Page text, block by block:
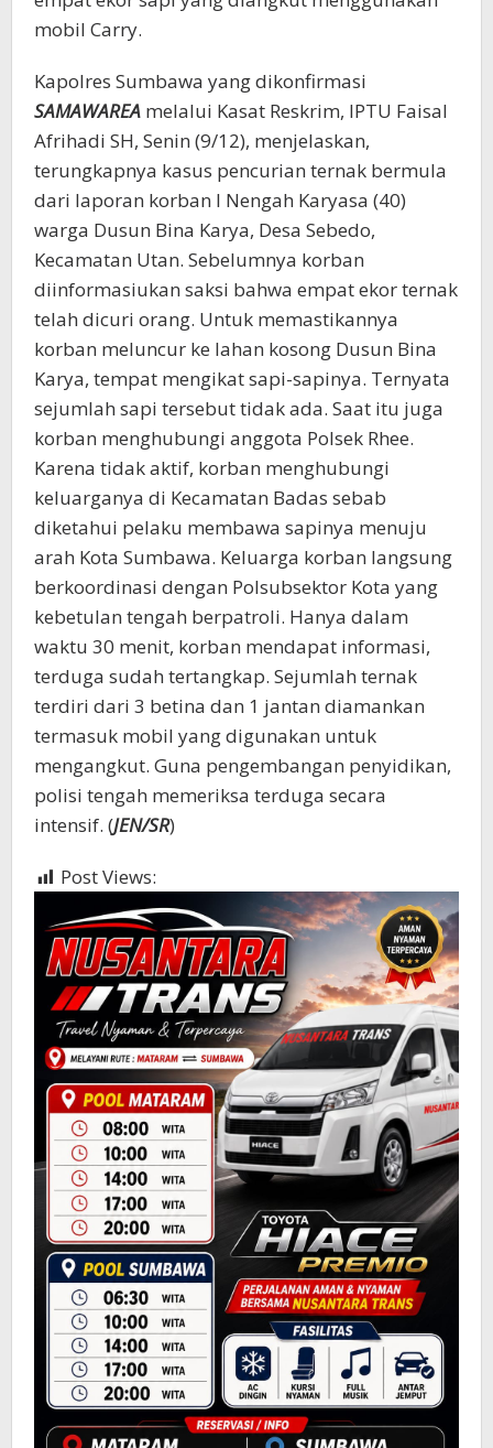
mobil Carry.
Kapolres Sumbawa yang dikonfirmasi
SAMAWAREA melalui Kasat Reskrim, IPTU Faisal
Afrihadi SH, Senin (9/12), menjelaskan,
terungkapnya kasus pencurian ternak bermula
dari laporan korban I Nengah Karyasa (40)
warga Dusun Bina Karya, Desa Sebedo,
Kecamatan Utan. Sebelumnya korban
diinformasiukan saksi bahwa empat ekor ternak
telah dicuri orang. Untuk memastikannya
korban meluncur ke lahan kosong Dusun Bina
Karya, tempat mengikat sapi-sapinya. Ternyata
sejumlah sapi tersebut tidak ada. Saat itu juga
korban menghubungi anggota Polsek Rhee.
Karena tidak aktif, korban menghubungi
keluarganya di Kecamatan Badas sebab
diketahui pelaku membawa sapinya menuju
arah Kota Sumbawa. Keluarga korban langsung
berkoordinasi dengan Polsubsektor Kota yang
kebetulan tengah berpatroli. Hanya dalam
waktu 30 menit, korban mendapat informasi,
terduga sudah tertangkap. Sejumlah ternak
terdiri dari 3 betina dan 1 jantan diamankan
termasuk mobil yang digunakan untuk
mengangkut. Guna pengembangan penyidikan,
polisi tengah memeriksa terduga secara
intensif. (JEN/SR)
Post Views: